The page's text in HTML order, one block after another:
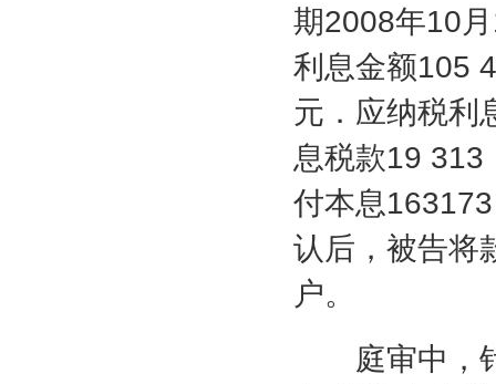
期2008年10月
利息金额105
元．应纳税利
息税款19 313
付本息163173
认后，被告将
户。
庭审中，针